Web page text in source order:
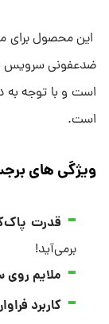
این محصول برای
ضدعفونی سرویس
است و با توجه به
است.
ویژگی های
قدرت
برمی‌آید!
ملایم
کاربرد